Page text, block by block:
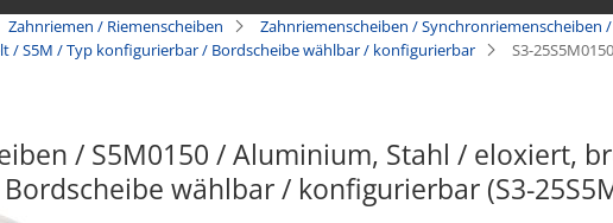
Zahnriemen / Riemenscheiben
Zahnriemenscheiben / Synchronriemenscheiben
/ S5M / Typ konfigurierbar / Bordscheibe wählbar / konfigurierbar
S3-
/ S5M0150 / Aluminium, Stahl / eloxiert,
wählbar / konfigurierbar (S3-